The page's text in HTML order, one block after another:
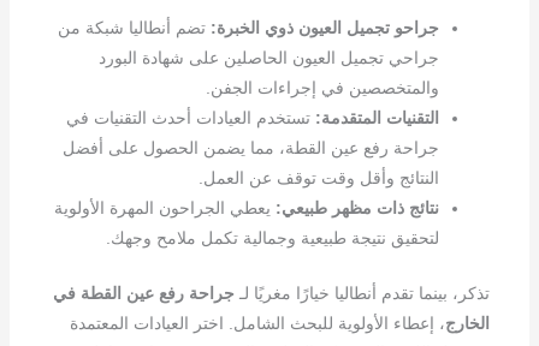
جراحو تجميل العيون ذوي الخبرة: تضم أنطاليا شبكة من
جراحي تجميل العيون الحاصلين على شهادة البورد
والمتخصصين في إجراءات الجفن.
التقنيات المتقدمة: تستخدم العيادات أحدث التقنيات في
جراحة رفع عين القطة، مما يضمن الحصول على أفضل
النتائج وأقل وقت توقف عن العمل.
نتائج ذات مظهر طبيعي: يعطي الجراحون المهرة الأولوية
لتحقيق نتيجة طبيعية وجمالية تكمل ملامح وجهك.
تذكر، بينما تقدم أنطاليا خيارًا مغريًا لـ جراحة رفع عين القطة في
الخارج، إعطاء الأولوية للبحث الشامل. اختر العيادات المعتمدة